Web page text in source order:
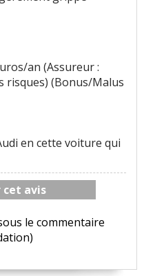
an (Assureur :
risques) (Bonus/Malus
en cette voiture qui
avis
le commentaire